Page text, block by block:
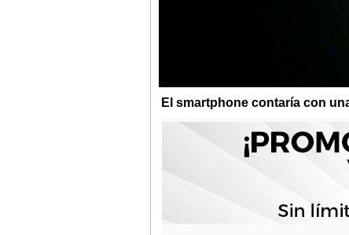
El smartphone contaría con